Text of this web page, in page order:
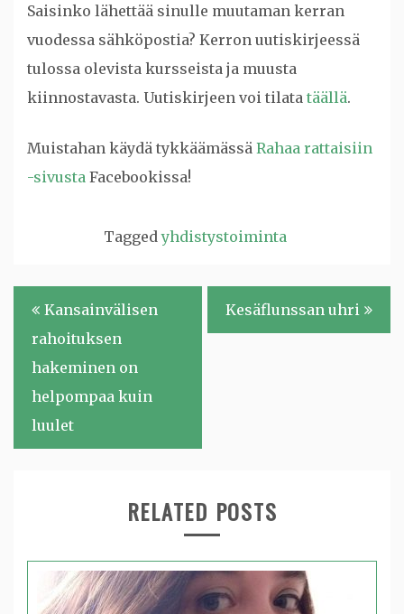
Saisinko lähettää sinulle muutaman kerran
vuodessa sähköpostia? Kerron uutiskirjeessä
tulossa olevista kursseista ja muusta
kiinnostavasta. Uutiskirjeen voi tilata täällä.
Muistahan käydä tykkäämässä Rahaa rattaisiin
-sivusta Facebookissa!
Taggedyhdistystoiminta
Artikkelien
selaus
Kansainvälisen
rahoituksen
hakeminen on
helpompaa kuin
luulet
Kesäflunssan uhri
RELATED POSTS